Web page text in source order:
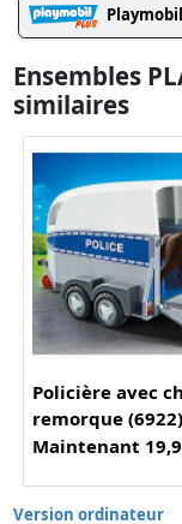
Ensembles
similaires
Policière avec
remorque (6922)
Maintenant
Version ordinateur